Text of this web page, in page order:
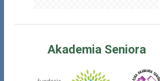
Akademia Seniora